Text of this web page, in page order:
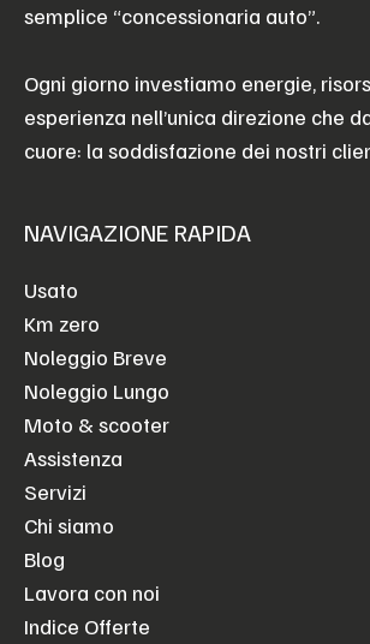
semplice “concessionaria auto”.
Ogni giorno investiamo energie,
esperienza nell’unica direzione che
cuore: la soddisfazione dei nostri
NAVIGAZIONE RAPIDA
Usato
Km zero
Noleggio Breve
Noleggio Lungo
Moto & scooter
Assistenza
Servizi
Chi siamo
Blog
Lavora con noi
Indice Offerte